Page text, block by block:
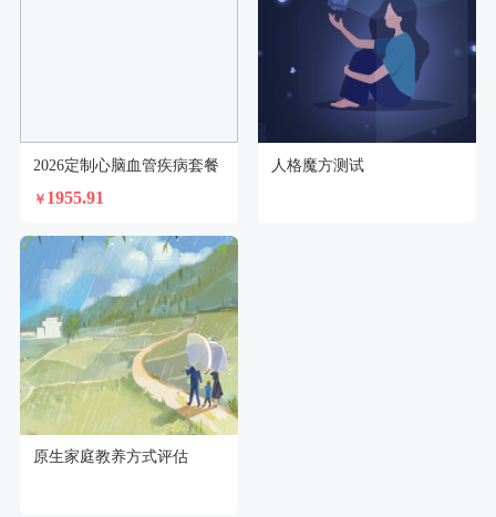
2026定制心脑血管疾病套餐
￥ 1955.91
人格魔方测试
原生家庭教养方式评估